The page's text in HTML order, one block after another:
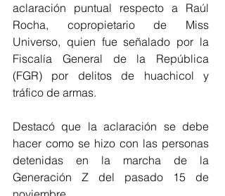
aclaración puntual respecto a Raúl
Rocha, copropietario de Miss
Universo, quien fue señalado por la
Fiscalía General de la República
(FGR) por delitos de huachicol y
tráfico de armas.
Destacó que la aclaración se debe
hacer como se hizo con las personas
detenidas en la marcha de la
Generación Z del pasado 15 de